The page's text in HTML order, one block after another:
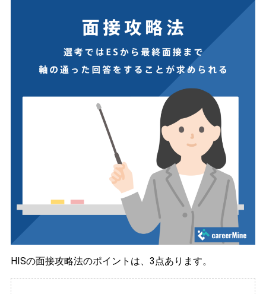
HISの面接攻略法のポイントは、3点あります。